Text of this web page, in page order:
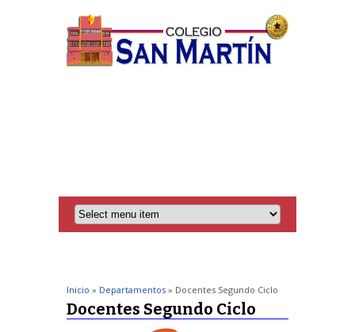
Inicio » Departamentos » Docentes Segundo Ciclo
Docentes Segundo Ciclo